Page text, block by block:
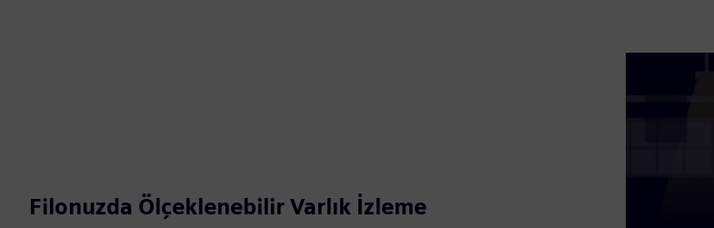
Filonuzda Ölçeklenebilir Varlık İzleme